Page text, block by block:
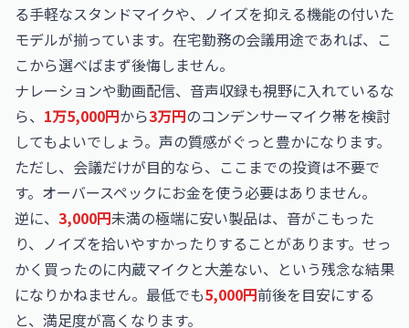
る手軽なスタンドマイクや、ノイズを抑える機能の付いた
モデルが揃っています。在宅勤務の会議用途であれば、こ
こから選べばまず後悔しません。
ナレーションや動画配信、音声収録も視野に入れているな
ら、 1万5,000円から3万円のコンデンサーマイク帯を検討
してもよいでしょう。声の質感がぐっと豊かになります。
ただし、会議だけが目的なら、ここまでの投資は不要で
す。オーバースペックにお金を使う必要はありません。
逆に、 3,000円未満の極端に安い製品は、音がこもった
り、ノイズを拾いやすかったりすることがあります。せっ
かく買ったのに内蔵マイクと大差ない、という残念な結果
になりかねません。最低でも5,000円前後を目安にする
と、満足度が高くなります。